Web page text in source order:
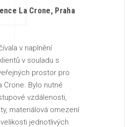
La Crone, Praha
v naplnění
v souladu s
prostor pro
Crone. Bylo nutné
vzdálenosti,
materiálová omezení
jednotlivých